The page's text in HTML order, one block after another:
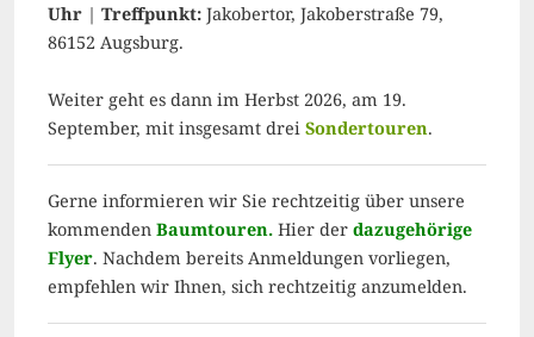
Uhr | Treffpunkt: Jakobertor, Jakoberstraße 79,
86152 Augsburg.
Weiter geht es dann im Herbst 2026, am 19.
September, mit insgesamt drei Sondertouren.
Gerne informieren wir Sie rechtzeitig über unsere
kommenden Baumtouren. Hier der dazugehörige
Flyer. Nachdem bereits Anmeldungen vorliegen,
empfehlen wir Ihnen, sich rechtzeitig anzumelden.